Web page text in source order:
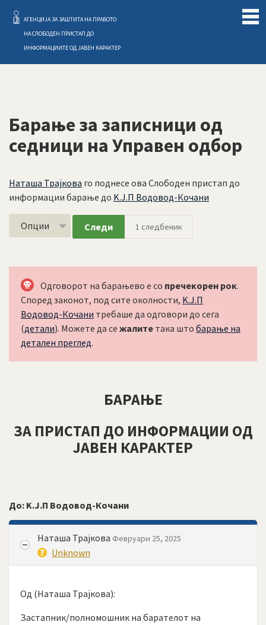
Слободен Пристап
АГЕНЦИЈА ЗА ЗАШТИТА НА ПРАВОТО
НА СЛОБОДЕН ПРИСТАП ДО
ИНФОРМАЦИИТЕ ОД ЈАВЕН КАРАКТЕР
Барање за записници од
седници на Управен одбор
Наташа Трајкова го поднесе ова Слободен пристап до
информации барање до K.Ј.П Водовод-Кочани
Опции Следи 1 следбеник
Одговорот на барањево е со пречекорен рок.
Според законот, под сите околности, K.Ј.П
Водовод-Кочани требаше да одговори до сега
(детали). Можете да се жалите така што барање на
детален преглед.
БАРАЊЕ
ЗА ПРИСТАП ДО ИНФОРМАЦИИ ОД
ЈАВЕН КАРАКТЕР
До: K.Ј.П Водовод-Кочани
Наташа Трајкова Февруари 25, 2025
Unknown
Од (Наташа Трајкова):
Застапник/полномошник на барателот на